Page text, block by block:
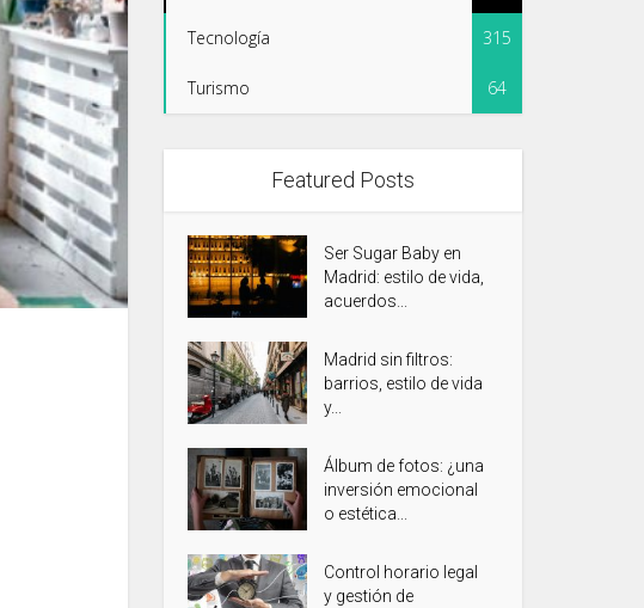
Tecnología 315
Turismo 64
Featured Posts
Ser Sugar Baby en
Madrid: estilo de vida,
acuerdos...
Madrid sin filtros:
barrios, estilo de vida
y...
Álbum de fotos: ¿una
inversión emocional
o estética...
Control horario legal
y gestión de